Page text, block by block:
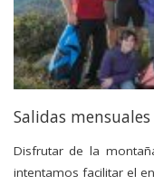
Salidas mensuales
Disfrutar de la
intentamos facilitar el